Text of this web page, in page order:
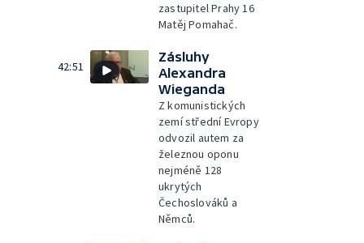
zastupitel Prahy 16
Matěj Pomahač.
42:51
Zásluhy
Alexandra
Wieganda
Z komunistických
zemí střední Evropy
odvozil autem za
železnou oponu
nejméně 128
ukrytých
Čechoslováků a
Němců.